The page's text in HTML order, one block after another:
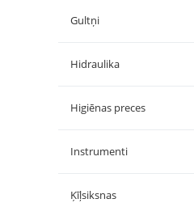
Gultņi
Hidraulika
Higiēnas preces
Instrumenti
Ķīļsiksnas